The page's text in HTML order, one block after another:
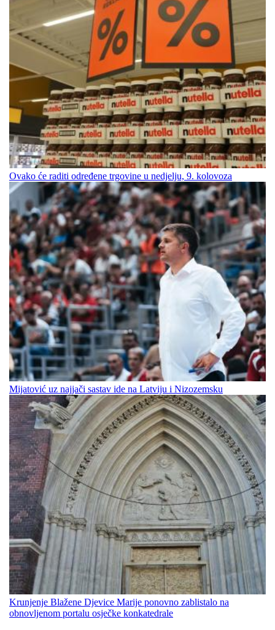
Ovako će raditi određene trgovine u nedjelju, 9. kolovoza
Mijatović uz najjači sastav ide na Latviju i Nizozemsku
Krunjenje Blažene Djevice Marije ponovno zablistalo na
obnovljenom portalu osječke konkatedrale